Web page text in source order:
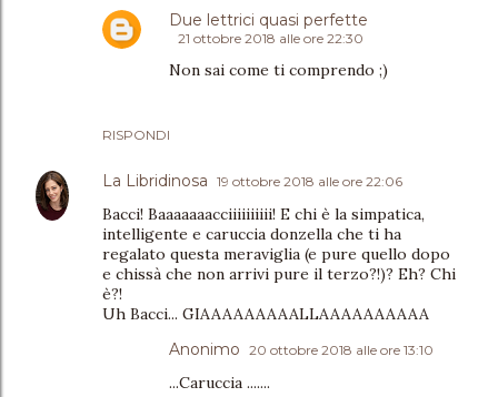
RISPONDI
Due lettrici quasi perfette
21 ottobre 2018 alle ore 22:30
Non sai come ti comprendo ;)
La Libridinosa 19 ottobre 2018 alle ore 22:06
Bacci! Baaaaaaacciiiiiiiiii! E chi è la simpatica,
intelligente e caruccia donzella che ti ha
regalato questa meraviglia (e pure quello dopo
e chissà che non arrivi pure il terzo?!)? Eh? Chi
è?!
Uh Bacci... GIAAAAAAAAALLAAAAAAAAAA
Anonimo 20 ottobre 2018 alle ore 13:10
...Caruccia .......